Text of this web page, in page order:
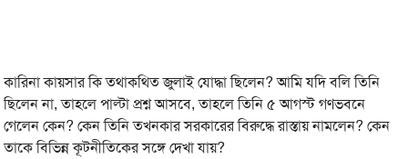
কারিনা কায়সার কি তথাকথিত জুলাই যোদ্ধা ছিলেন? আমি যদি বলি তিনি
ছিলেন না, তাহলে পাল্টা প্রশ্ন আসবে, তাহলে তিনি ৫ আগস্ট গণভবনে
গেলেন কেন? কেন তিনি তখনকার সরকারের বিরুদ্ধে রাস্তায় নামলেন? কেন
তাকে বিভিন্ন কূটনীতিকের সঙ্গে দেখা যায়?